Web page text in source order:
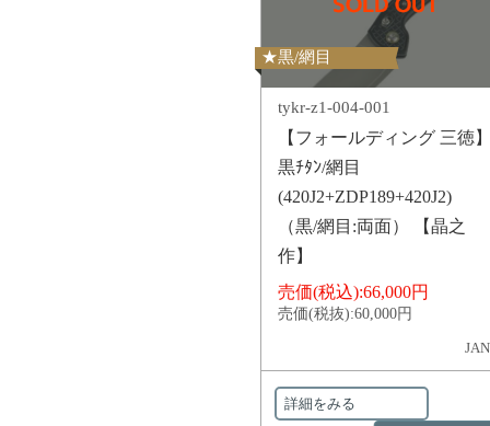
★黒/網目
tykr-z1-004-001
【フォールディング 三徳
黒ﾁﾀﾝ/網目
(420J2+ZDP189+420J2)
（黒/網目:両面） 【晶之
作】
売価(税込):66,000円
売価(税抜):60,000円
詳細をみる